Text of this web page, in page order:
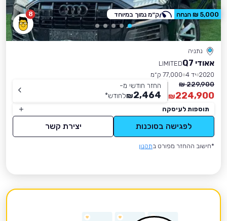
8
נתניה
אאודי Q7
LIMITED
2020 יד 4
77,000 ק״מ
229,900 ₪
224,900
₪
החזר חודשי מ-
2,464
₪לחודש*
תוספות לעיסקה
לפגישה בסוכנות יצירת קשר
*חישוב ההחזר מפורט בתקנון
5,000 ₪ הנחה ק״מ נמוך במיוחד